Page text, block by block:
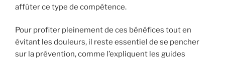
affûter ce type de compétence.
Pour profiter pleinement de ces bénéfices tout en
évitant les douleurs, il reste essentiel de se pencher
sur la prévention, comme l’expliquent les guides